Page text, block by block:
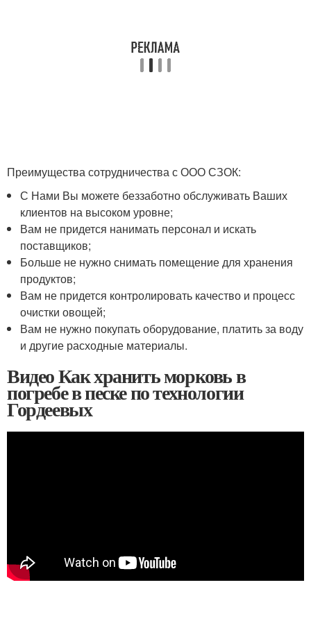
Преимущества сотрудничества с ООО СЗОК:
С Нами Вы можете беззаботно обслуживать Ваших
клиентов на высоком уровне;
Вам не придется нанимать персонал и искать
поставщиков;
Больше не нужно снимать помещение для хранения
продуктов;
Вам не придется контролировать качество и процесс
очистки овощей;
Вам не нужно покупать оборудование, платить за воду
и другие расходные материалы.
Видео Как хранить морковь в
погребе в песке по технологии
Гордеевых